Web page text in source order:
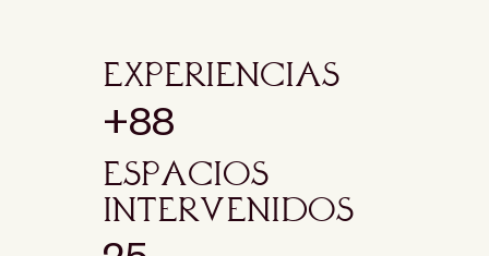
Experiencias
+88
Espacios
intervenidos